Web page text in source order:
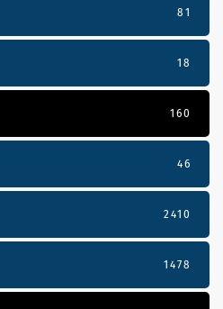
81
18
160
46
2410
1478